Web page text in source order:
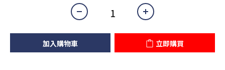
加入購物車 立即購買